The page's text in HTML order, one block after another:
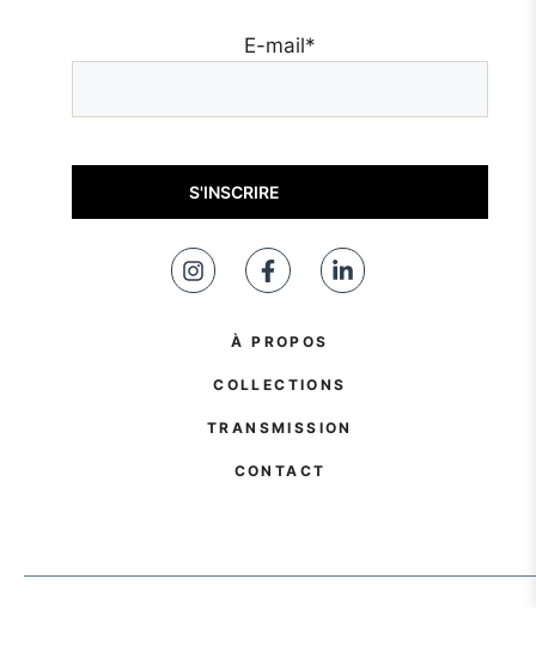
E-mail*
À PROPOS
COLLECTIONS
TRANSMISSION
CONTACT